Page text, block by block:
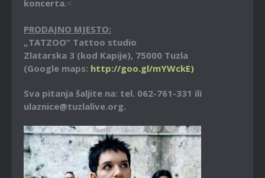
koncerta.<
PRODAJNO MJESTO:
„TATZOO“ Tattoo studio
Zlatarska 3 (kod Kapije), 75000 Tuzla
(Google maps: http://goo.gl/mYWckE)
Sva pitanja šaljite na: tel. 062-761-331 ili
ulaznice@tuzlalive.org.